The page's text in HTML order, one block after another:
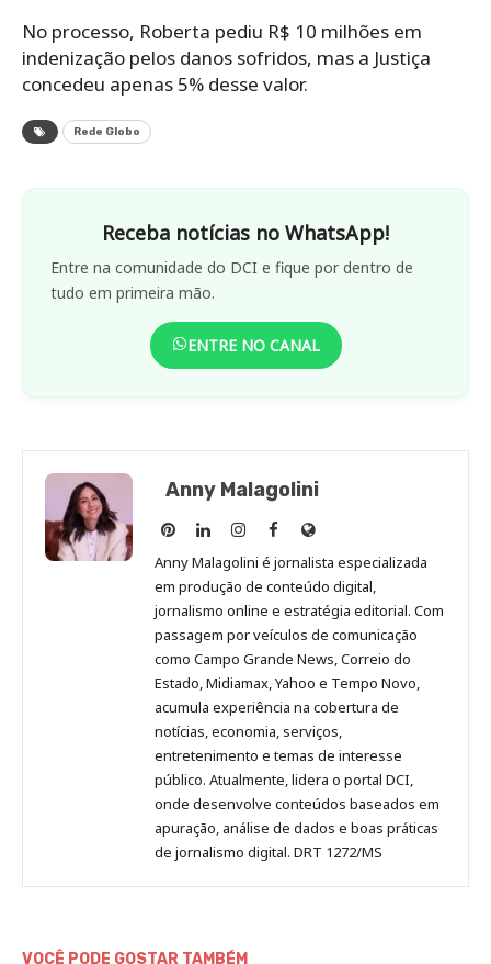
No processo, Roberta pediu R$ 10 milhões em
indenização pelos danos sofridos, mas a Justiça
concedeu apenas 5% desse valor.
Rede Globo
Receba notícias no WhatsApp!
Entre na comunidade do DCI e fique por dentro de
tudo em primeira mão.
ENTRE NO CANAL
Anny Malagolini
Anny
Malagolini
no
Pinterest
Anny
Malagolini
no
LinkedIn
Anny
Malagolini
no
Instagram
Anny
Malagolini
no
Facebook
Site
de
Anny
Malagolini
Anny Malagolini é jornalista especializada
em produção de conteúdo digital,
jornalismo online e estratégia editorial. Com
passagem por veículos de comunicação
como Campo Grande News, Correio do
Estado, Midiamax, Yahoo e Tempo Novo,
acumula experiência na cobertura de
notícias, economia, serviços,
entretenimento e temas de interesse
público. Atualmente, lidera o portal DCI,
onde desenvolve conteúdos baseados em
apuração, análise de dados e boas práticas
de jornalismo digital. DRT 1272/MS
VOCÊ PODE GOSTAR TAMBÉM